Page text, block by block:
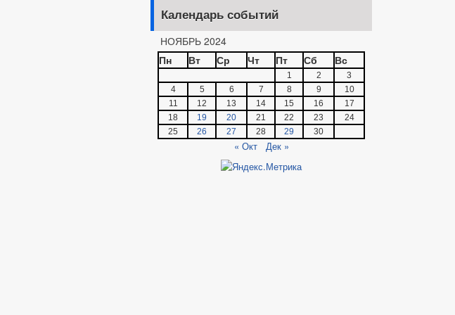
Календарь событий
НОЯБРЬ 2024
Пн
Вт Ср Чт Пт Сб Вс
1 2
3
4
5 6 7 8 9
10
11
12 13 14 15 16
17
18
19 20 21 22 23
24
25
26 27 28 29 30
« Окт Дек »